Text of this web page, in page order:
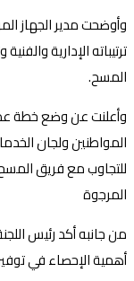
وأوضحت مدير الجهاز
ترتيباته الإدارية
المسح.
وأعلنت عن وضع خطة
المواطنين ولجان
للتجاوب مع فريق
المرجوة
من جانبه أكد رئيس
أهمية الإحصاء في